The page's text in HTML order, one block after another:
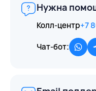
Нужна
Колл-центр+7
Чат-бот: